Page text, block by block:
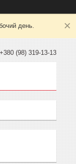
день.
+380 (98) 319-13-13